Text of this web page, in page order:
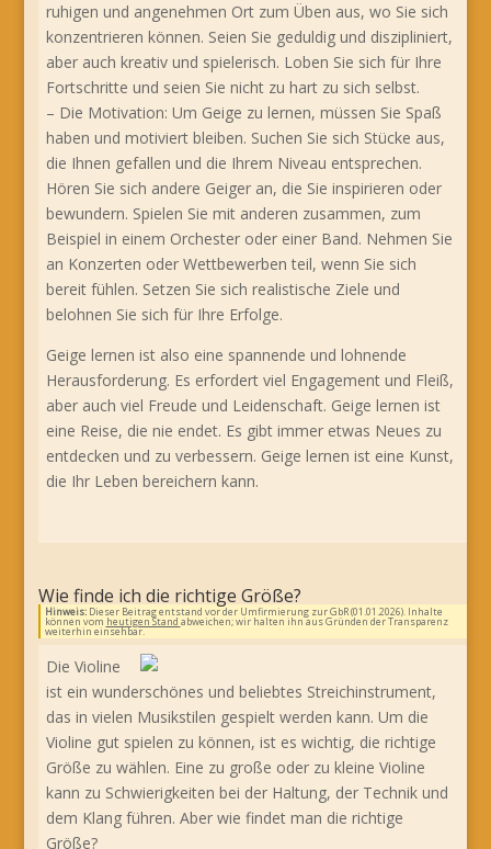
ruhigen und angenehmen Ort zum Üben aus, wo Sie sich
konzentrieren können. Seien Sie geduldig und diszipliniert,
aber auch kreativ und spielerisch. Loben Sie sich für Ihre
Fortschritte und seien Sie nicht zu hart zu sich selbst.
– Die Motivation: Um Geige zu lernen, müssen Sie Spaß
haben und motiviert bleiben. Suchen Sie sich Stücke aus,
die Ihnen gefallen und die Ihrem Niveau entsprechen.
Hören Sie sich andere Geiger an, die Sie inspirieren oder
bewundern. Spielen Sie mit anderen zusammen, zum
Beispiel in einem Orchester oder einer Band. Nehmen Sie
an Konzerten oder Wettbewerben teil, wenn Sie sich
bereit fühlen. Setzen Sie sich realistische Ziele und
belohnen Sie sich für Ihre Erfolge.
Geige lernen ist also eine spannende und lohnende
Herausforderung. Es erfordert viel Engagement und Fleiß,
aber auch viel Freude und Leidenschaft. Geige lernen ist
eine Reise, die nie endet. Es gibt immer etwas Neues zu
entdecken und zu verbessern. Geige lernen ist eine Kunst,
die Ihr Leben bereichern kann.
Wie finde ich die richtige Größe?
Hinweis:Dieser Beitrag entstand vor der Umfirmierung zur GbR (01.01.2026). Inhalte
können vom heutigen Stand abweichen; wir halten ihn aus Gründen der Transparenz
weiterhin einsehbar.
Die Violine
ist ein wunderschönes und beliebtes Streichinstrument,
das in vielen Musikstilen gespielt werden kann. Um die
Violine gut spielen zu können, ist es wichtig, die richtige
Größe zu wählen. Eine zu große oder zu kleine Violine
kann zu Schwierigkeiten bei der Haltung, der Technik und
dem Klang führen. Aber wie findet man die richtige
Größe?